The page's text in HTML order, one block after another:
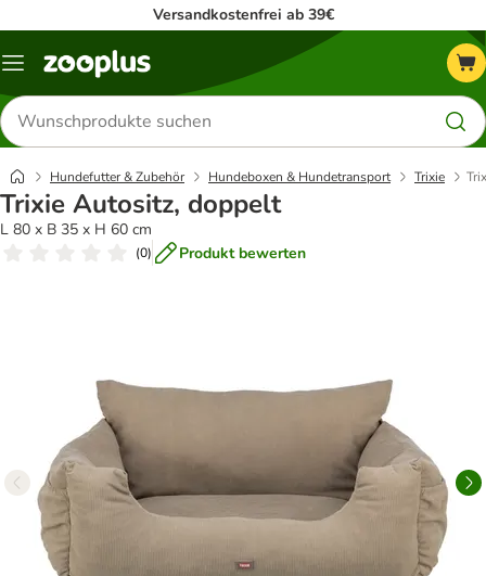
Versandkostenfrei ab 39€
Menü
Produkte
suchen
Hundefutter & Zubehör Hundeboxen & Hundetransport Trixie
Trixie Autositz, doppelt
L 80 x B 35 x H 60 cm
(0) Produkt bewerten